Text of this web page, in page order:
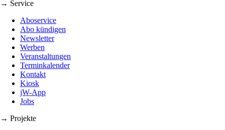
→ Service
Aboservice
Abo kündigen
Newsletter
Werben
Veranstaltungen
Terminkalender
Kontakt
Kiosk
jW-App
Jobs
→ Projekte